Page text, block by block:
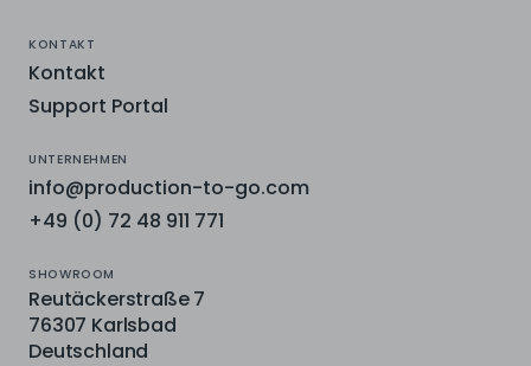
KONTAKT
Kontakt
Support Portal
UNTERNEHMEN
info@production-to-go.com
+49 (0) 72 48 911 771
SHOWROOM
Reutäckerstraße 7
76307 Karlsbad
Deutschland